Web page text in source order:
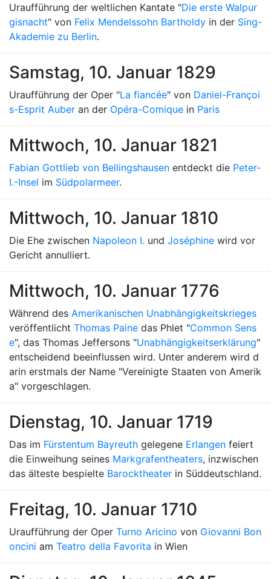
Uraufführung der weltlichen Kantate "Die erste Walpur
gisnacht" von Felix Mendelssohn Bartholdy in der Sing-
Akademie zu Berlin.
Samstag, 10. Januar 1829
Uraufführung der Oper "La fiancée" von Daniel-Françoi
s-Esprit Auber an der Opéra-Comique in Paris
Mittwoch, 10. Januar 1821
Fabian Gottlieb von Bellingshausen entdeckt die Peter-
I.-Insel im Südpolarmeer.
Mittwoch, 10. Januar 1810
Die Ehe zwischen Napoleon I. und Joséphine wird vor
Gericht annulliert.
Mittwoch, 10. Januar 1776
Während des Amerikanischen Unabhängigkeitskrieges
veröffentlicht Thomas Paine das Phlet "Common Sens
e", das Thomas Jeffersons "Unabhängigkeitserklärung"
entscheidend beeinflussen wird. Unter anderem wird d
arin erstmals der Name "Vereinigte Staaten von Amerik
a" vorgeschlagen.
Dienstag, 10. Januar 1719
Das im Fürstentum Bayreuth gelegene Erlangen feiert
die Einweihung seines Markgrafentheaters, inzwischen
das älteste bespielte Barocktheater in Süddeutschland.
Freitag, 10. Januar 1710
Uraufführung der Oper Turno Aricino von Giovanni Bon
oncini am Teatro della Favorita in Wien